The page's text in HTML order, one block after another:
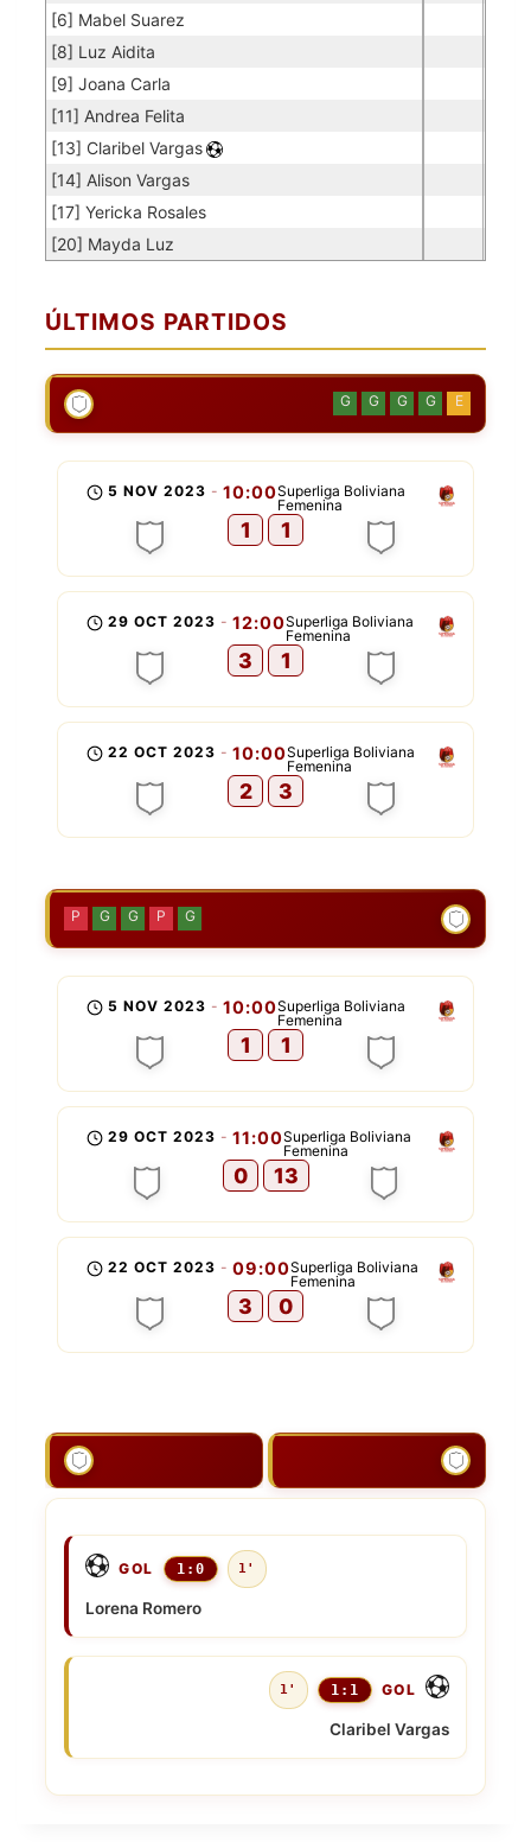
[6] Mabel Suarez
[8] Luz Aidita
[9] Joana Carla
[11] Andrea Felita
[13] Claribel Vargas
[14] Alison Vargas
[17] Yericka Rosales
[20] Mayda Luz
ÚLTIMOS PARTIDOS
G G G G E
Superliga Boliviana
Femenina
5 NOV 2023 - 10:00
1 1
Superliga Boliviana
Femenina
29 OCT 2023 - 12:00
3 1
Superliga Boliviana
Femenina
22 OCT 2023 - 10:00
2 3
P G G P G
Superliga Boliviana
Femenina
5 NOV 2023 - 10:00
1 1
Superliga Boliviana
Femenina
29 OCT 2023 - 11:00
0 13
Superliga Boliviana
Femenina
22 OCT 2023 - 09:00
3 0
GOL 1:0 1'
Lorena Romero
1' 1:1 GOL
Claribel Vargas